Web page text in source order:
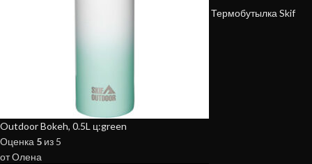
Термобутылка Skif
Outdoor Bokeh, 0.5L ц:green
Оценка 5 из 5
от Олена